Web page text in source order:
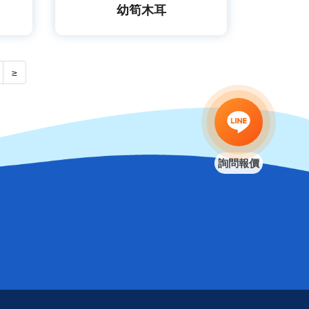
幼筍木耳
≥
詢問報價